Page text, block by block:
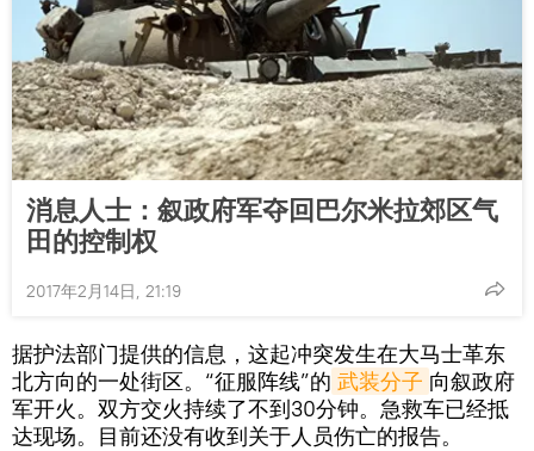
消息人士：叙政府军夺回巴尔米拉郊区气
田的控制权
2017年2月14日, 21:19
据护法部门提供的信息，这起冲突发生在大马士革东
北方向的一处街区。“征服阵线”的 武装分子 向叙政府
军开火。双方交火持续了不到30分钟。急救车已经抵
达现场。目前还没有收到关于人员伤亡的报告。